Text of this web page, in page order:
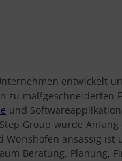
entwickelt
zu
und
Group wurde Anfang
ansässig
Beratung, Planung,